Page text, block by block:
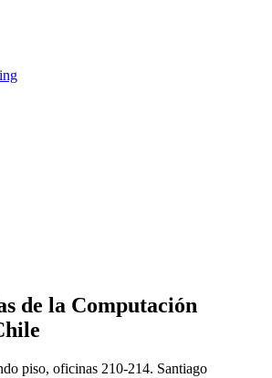
de la Computación
piso, oficinas 210-214. Santiago